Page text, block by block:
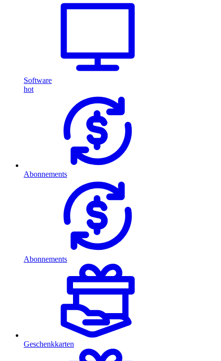
Software
hot
Abonnements
Abonnements
Geschenkkarten